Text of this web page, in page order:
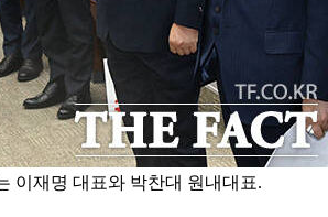
이재명 대표와 박찬대 원내대표.